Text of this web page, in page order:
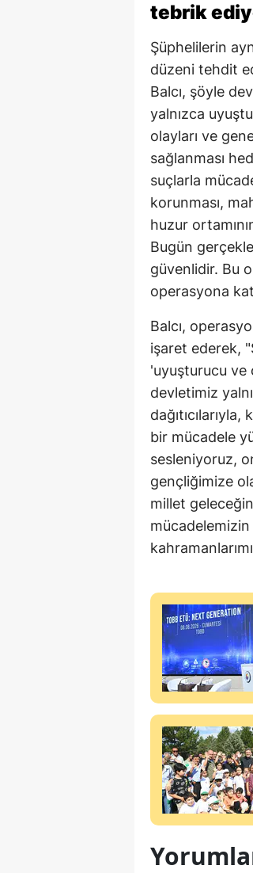
tebrik
Şüphelilerin
düzeni tehdit
Balcı, şöyle
yalnızca
olayları ve
sağlanması
suçlarla
korunması,
huzur
Bugün
güvenlidir. Bu
operasyona
Balcı,
işaret ederek,
'uyuşturucu ve
devletimiz
bir mücadele
sesleniyoruz,
gençliğimize
millet